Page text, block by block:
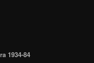
1934-84